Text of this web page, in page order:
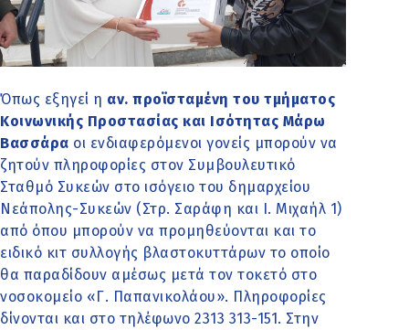
Όπως εξηγεί η αν. προϊσταμένη του τμήματος
Κοινωνικής Προστασίας και Ισότητας Μάρω
Βασσάρα οι ενδιαφερόμενοι γονείς μπορούν να
ζητούν πληροφορίες στον Συμβουλευτικό
Σταθμό Συκεών στο ισόγειο του δημαρχείου
Νεάπολης-Συκεών (Στρ. Σαράφη και Ι. Μιχαήλ 1)
από όπου μπορούν να προμηθεύονται και το
ειδικό κιτ συλλογής βλαστοκυττάρων το οποίο
θα παραδίδουν αμέσως μετά τον τοκετό στο
νοσοκομείο «Γ. Παπανικολάου». Πληροφορίες
δίνονται και στο τηλέφωνο 2313 313-151. Στην